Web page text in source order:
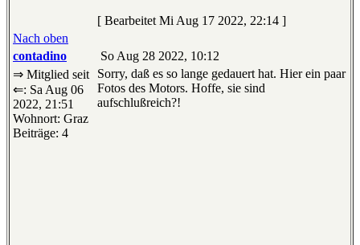
[ Bearbeitet Mi Aug 17 2022, 22:14 ]
Nach oben
contadino
So Aug 28 2022, 10:12
⇒ Mitglied seit
⇐: Sa Aug 06
2022, 21:51
Wohnort: Graz
Beiträge: 4
Sorry, daß es so lange gedauert hat. Hier ein paar
Fotos des Motors. Hoffe, sie sind
aufschlußreich?!